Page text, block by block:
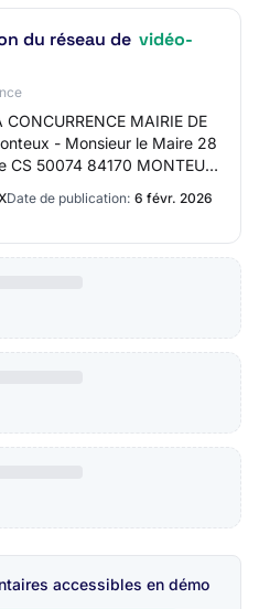
du réseau de vidéo-
MAIRIE DE
- Monsieur le Maire 28
CS 50074 84170 MONTEUX
Date de publication: 6 févr. 2026
accessibles en démo